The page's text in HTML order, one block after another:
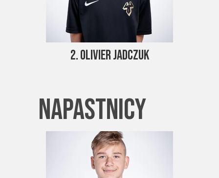
2. Olivier Jadczuk
napastnicy